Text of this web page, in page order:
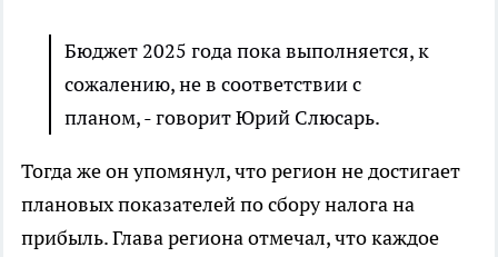
Бюджет 2025 года пока выполняется, к
сожалению, не в соответствии с
планом, - говорит Юрий Слюсарь.
Тогда же он упомянул, что регион не достигает
плановых показателей по сбору налога на
прибыль. Глава региона отмечал, что каждое